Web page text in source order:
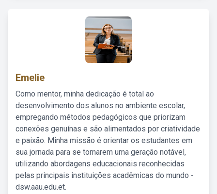
Emelie
Como mentor, minha dedicação é total ao
desenvolvimento dos alunos no ambiente escolar,
empregando métodos pedagógicos que priorizam
conexões genuínas e são alimentados por criatividade
e paixão. Minha missão é orientar os estudantes em
sua jornada para se tornarem uma geração notável,
utilizando abordagens educacionais reconhecidas
pelas principais instituições acadêmicas do mundo -
dsw.aau.edu.et.